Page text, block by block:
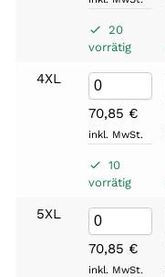
20
vorrätig
4XL
70,85 €
inkl. MwSt.
10
vorrätig
5XL
70,85 €
inkl. MwSt.